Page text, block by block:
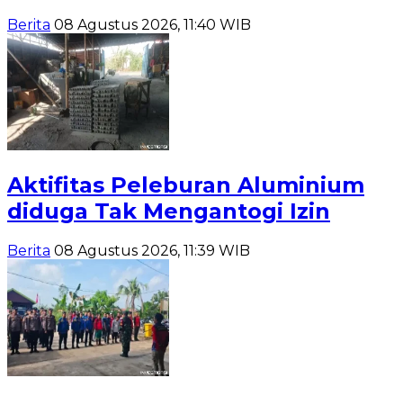
Berita 08 Agustus 2026, 11:40 WIB
Aktifitas Peleburan Aluminium
diduga Tak Mengantogi Izin
Berita 08 Agustus 2026, 11:39 WIB